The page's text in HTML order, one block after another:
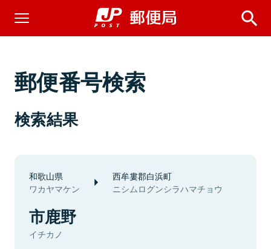
郵便番号検索
検索結果
和歌山県
ワカヤマケン
西牟婁郡白浜町
ニシムログンシラハマチョウ
市鹿野
イチカノ